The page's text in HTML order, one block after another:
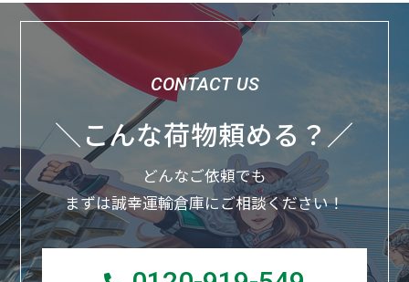
＼こんな荷物頼める？／
どんなご依頼でも
まずは誠幸運輸倉庫にご相談ください！